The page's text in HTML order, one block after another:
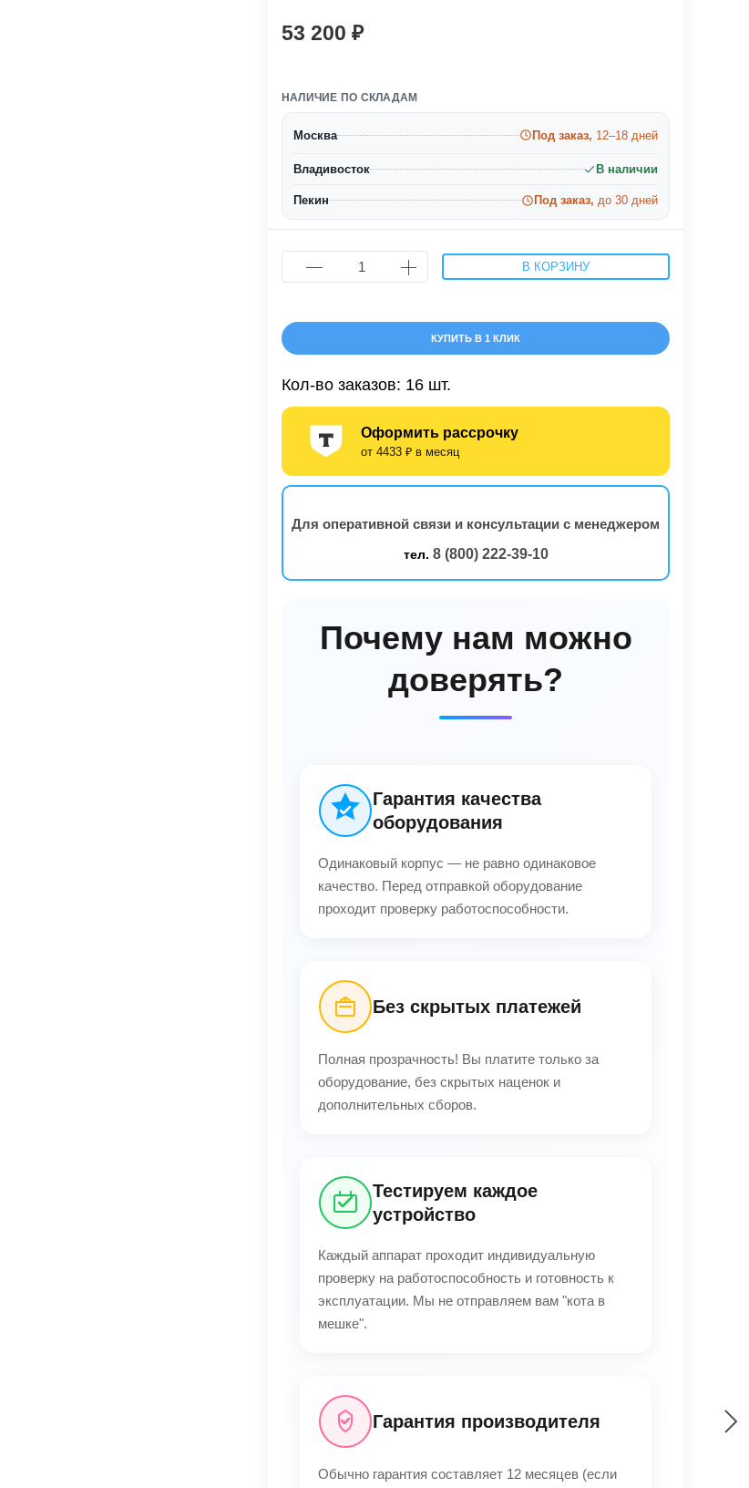
53 200
НАЛИЧИЕ ПО СКЛАДАМ
Москва Под заказ, 12–18 дней
Владивосток В наличии
Пекин Под заказ, до 30 дней
В КОРЗИНУ
КУПИТЬ В 1 КЛИК
Кол-во заказов: 16 шт.
Оформить рассрочку
от 4433 ₽ в месяц
Для оперативной связи и консультации с менеджером
тел. 8 (800) 222-39-10
Почему нам можно
доверять?
Гарантия качества
оборудования
Одинаковый корпус — не равно одинаковое
качество. Перед отправкой оборудование
проходит проверку работоспособности.
Без скрытых платежей
Полная прозрачность! Вы платите только за
оборудование, без скрытых наценок и
дополнительных сборов.
Тестируем каждое
устройство
Каждый аппарат проходит индивидуальную
проверку на работоспособность и готовность к
эксплуатации. Мы не отправляем вам "кота в
мешке".
Гарантия производителя
Обычно гарантия составляет 12 месяцев (если